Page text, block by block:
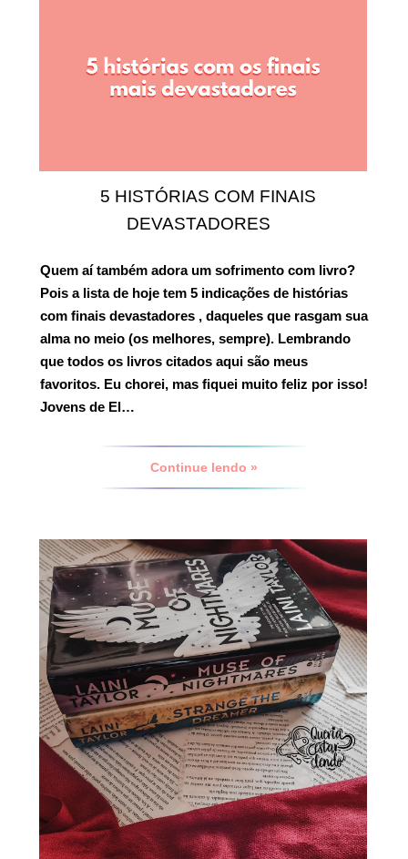
5 HISTÓRIAS COM FINAIS
DEVASTADORES
Quem aí também adora um sofrimento com livro?
Pois a lista de hoje tem 5 indicações de histórias
com finais devastadores , daqueles que rasgam sua
alma no meio (os melhores, sempre). Lembrando
que todos os livros citados aqui são meus
favoritos. Eu chorei, mas fiquei muito feliz por isso!
Jovens de El…
Continue lendo »